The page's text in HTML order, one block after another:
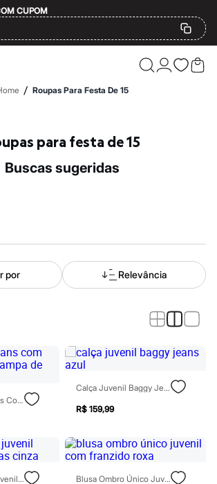
CUPOM
/ Roupas Para Festa De 15
para festa de 15
buscas sugeridas
por Relevância
Short Juvenil Jeans Com Cintura Alta E Estampa De Estrelas Cinza
Calça Juvenil Baggy Jeans Azul
R$ 159,99
Calça Wide Leg Juvenil Jeans Com Estrelas Cinza Blusa Ombro Único Juvenil Com Franzido Roxa